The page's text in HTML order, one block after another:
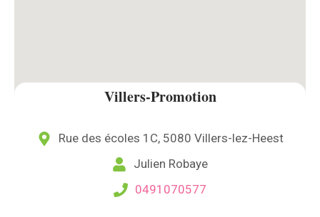
Villers-Promotion
Rue des écoles 1C, 5080 Villers-lez-Heest
Julien Robaye
0491070577